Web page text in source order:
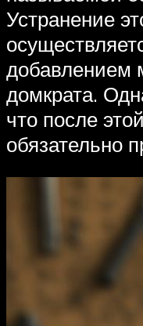
Устранение
добавлением
домкрата.
что после
обязательно